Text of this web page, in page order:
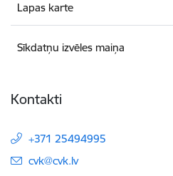
Lapas karte
Sīkdatņu izvēles maiņa
Kontakti
+371 25494995
E-pasts:
cvk@cvk.lv